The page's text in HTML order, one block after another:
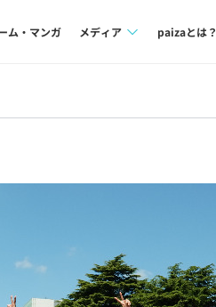
ム・マンガ メディア paizaとは？